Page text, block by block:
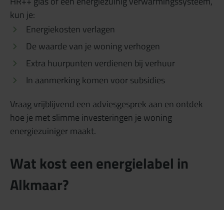
kun je:
Energiekosten verlagen
De waarde van je woning verhogen
Extra huurpunten verdienen bij verhuur
In aanmerking komen voor subsidies
Vraag vrijblijvend een adviesgesprek aan en ontdek
hoe je met slimme investeringen je woning
energiezuiniger maakt.
Wat kost een energielabel in
Alkmaar?